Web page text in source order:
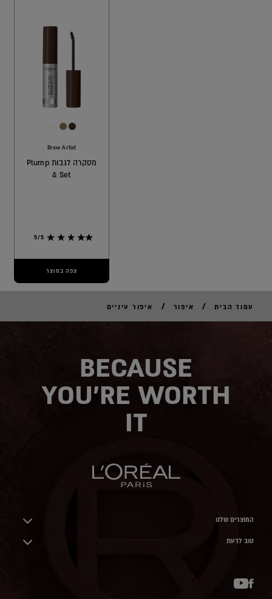
[Color]: #3E2E28
[Color]: #8f775c
Brow Artist
מסקרה לגבות Plump
& Set
5/5
צפה במוצר
עמוד הבית / איפור / איפור עיניים
BECAUSE
YOU'RE WORTH
IT
המוצרים שלנו
טוב לדעת